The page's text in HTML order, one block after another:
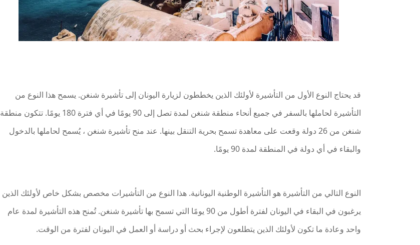
قد يحتاج النوع الأول من التأشيرة لأولئك الذين يخططون لزيارة اليونان إلى تأشيرة شنغن. يسمح هذا النوع من
التأشيرة لحاملها بالسفر في جميع أنحاء منطقة شنغن لمدة تصل إلى 90 يومًا في أي فترة 180 يومًا. تتكون منطقة
شنغن من 26 دولة وقعت على معاهدة تسمح بحرية التنقل بينها. عند منح تأشيرة شنغن ، يُسمح لحاملها بالدخول
والبقاء في أي دولة في المنطقة لمدة 90 يومًا.
النوع التالي من التأشيرة هو التأشيرة الوطنية اليونانية. هذا النوع من التأشيرات مخصص بشكل خاص لأولئك الذين
يرغبون في البقاء في اليونان لفترة أطول من 90 يومًا التي تسمح بها تأشيرة شنغن. تُمنح هذه التأشيرة لمدة عام
واحد وعادة ما تكون لأولئك الذين يتطلعون لإجراء بحث أو دراسة أو العمل في اليونان لفترة من الوقت.